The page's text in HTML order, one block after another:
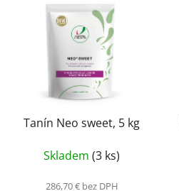
Tanín Neo sweet, 5 kg
Skladem (3 ks)
286,70 € bez DPH